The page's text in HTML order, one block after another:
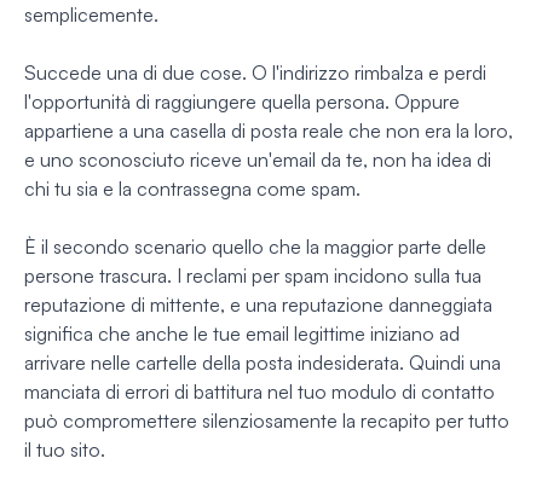
semplicemente.
Succede una di due cose. O l'indirizzo rimbalza e perdi
l'opportunità di raggiungere quella persona. Oppure
appartiene a una casella di posta reale che non era la loro,
e uno sconosciuto riceve un'email da te, non ha idea di
chi tu sia e la contrassegna come spam.
È il secondo scenario quello che la maggior parte delle
persone trascura. I reclami per spam incidono sulla tua
reputazione di mittente, e una reputazione danneggiata
significa che anche le tue email legittime iniziano ad
arrivare nelle cartelle della posta indesiderata. Quindi una
manciata di errori di battitura nel tuo modulo di contatto
può compromettere silenziosamente la recapito per tutto
il tuo sito.